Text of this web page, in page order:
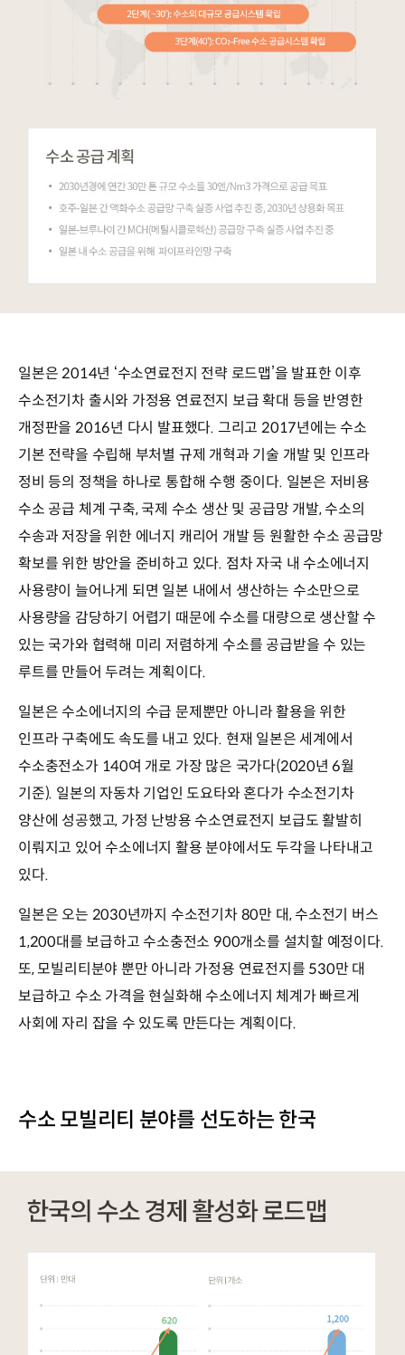
일본은 2014년 ‘수소연료전지 전략 로드맵’을 발표한 이후
수소전기차 출시와 가정용 연료전지 보급 확대 등을 반영한
개정판을 2016년 다시 발표했다. 그리고 2017년에는 수소
기본 전략을 수립해 부처별 규제 개혁과 기술 개발 및 인프라
정비 등의 정책을 하나로 통합해 수행 중이다. 일본은 저비용
수소 공급 체계 구축, 국제 수소 생산 및 공급망 개발, 수소의
수송과 저장을 위한 에너지 캐리어 개발 등 원활한 수소 공급망
확보를 위한 방안을 준비하고 있다. 점차 자국 내 수소에너지
사용량이 늘어나게 되면 일본 내에서 생산하는 수소만으로
사용량을 감당하기 어렵기 때문에 수소를 대량으로 생산할 수
있는 국가와 협력해 미리 저렴하게 수소를 공급받을 수 있는
루트를 만들어 두려는 계획이다.
일본은 수소에너지의 수급 문제뿐만 아니라 활용을 위한
인프라 구축에도 속도를 내고 있다. 현재 일본은 세계에서
수소충전소가 140여 개로 가장 많은 국가다(2020년 6월
기준). 일본의 자동차 기업인 도요타와 혼다가 수소전기차
양산에 성공했고, 가정 난방용 수소연료전지 보급도 활발히
이뤄지고 있어 수소에너지 활용 분야에서도 두각을 나타내고
있다.
일본은 오는 2030년까지 수소전기차 80만 대, 수소전기 버스
1,200대를 보급하고 수소충전소 900개소를 설치할 예정이다.
또, 모빌리티분야 뿐만 아니라 가정용 연료전지를 530만 대
보급하고 수소 가격을 현실화해 수소에너지 체계가 빠르게
사회에 자리 잡을 수 있도록 만든다는 계획이다.
수소 모빌리티 분야를 선도하는 한국